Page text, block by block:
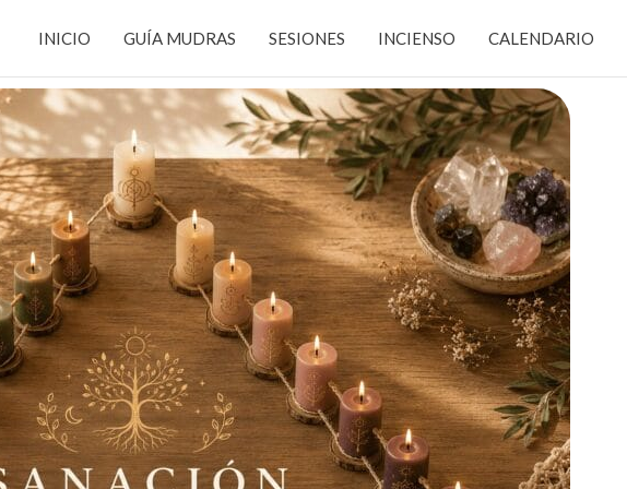
INICIO GUÍA MUDRAS SESIONES INCIENSO CALENDARIO